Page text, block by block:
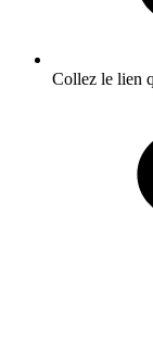
Collez le lien